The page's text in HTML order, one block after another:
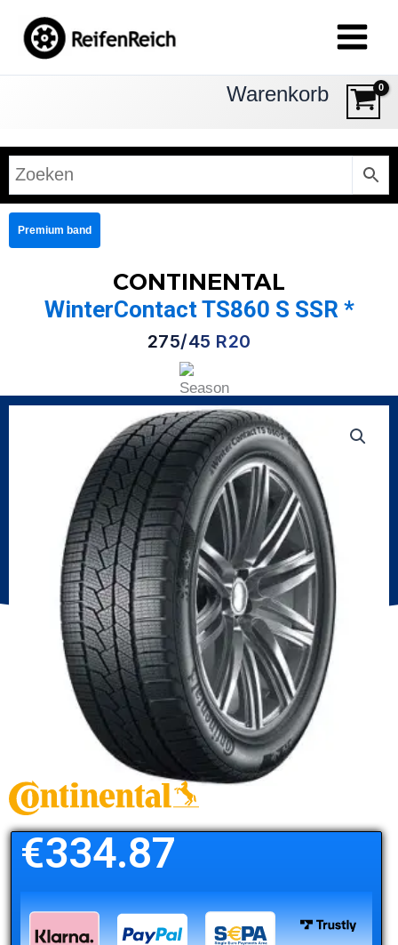
Inhalt
springen
Warenkorb
Premium band
CONTINENTAL
WinterContact TS860 S SSR *
275/45 R20
€334.87